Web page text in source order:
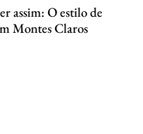
assim: O estilo de
Montes Claros